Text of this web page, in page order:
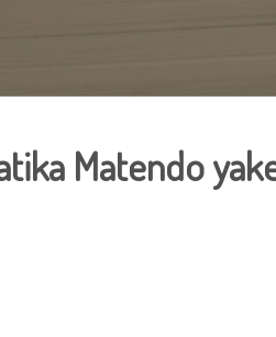
Matendo